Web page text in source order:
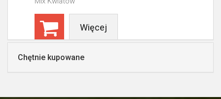
Więcej
Chętnie kupowane